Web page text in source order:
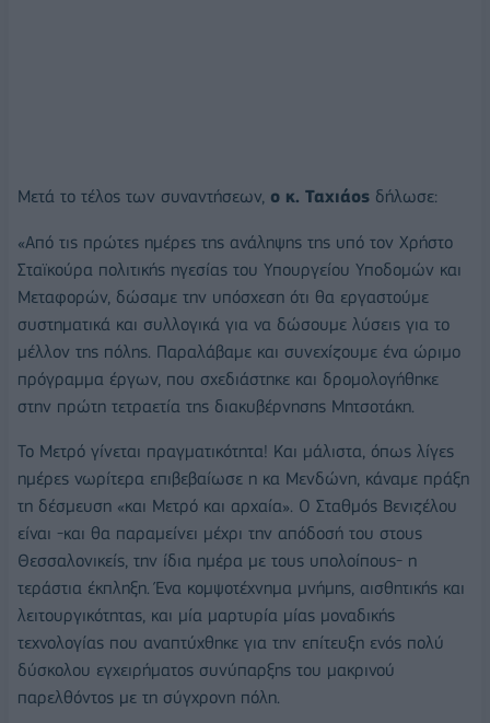
Μετά το τέλος των συναντήσεων, ο κ. Ταχιάος δήλωσε:
«Από τις πρώτες ημέρες της ανάληψης της υπό τον Χρήστο
Σταϊκούρα πολιτικής ηγεσίας του Υπουργείου Υποδομών και
Μεταφορών, δώσαμε την υπόσχεση ότι θα εργαστούμε
συστηματικά και συλλογικά για να δώσουμε λύσεις για το
μέλλον της πόλης. Παραλάβαμε και συνεχίζουμε ένα ώριμο
πρόγραμμα έργων, που σχεδιάστηκε και δρομολογήθηκε
στην πρώτη τετραετία της διακυβέρνησης Μητσοτάκη.
Το Μετρό γίνεται πραγματικότητα! Και μάλιστα, όπως λίγες
ημέρες νωρίτερα επιβεβαίωσε η κα Μενδώνη, κάναμε πράξη
τη δέσμευση «και Μετρό και αρχαία». Ο Σταθμός Βενιζέλου
είναι -και θα παραμείνει μέχρι την απόδοσή του στους
Θεσσαλονικείς, την ίδια ημέρα με τους υπολοίπους- η
τεράστια έκπληξη. Ένα κομψοτέχνημα μνήμης, αισθητικής και
λειτουργικότητας, και μία μαρτυρία μίας μοναδικής
τεχνολογίας που αναπτύχθηκε για την επίτευξη ενός πολύ
δύσκολου εγχειρήματος συνύπαρξης του μακρινού
παρελθόντος με τη σύγχρονη πόλη.